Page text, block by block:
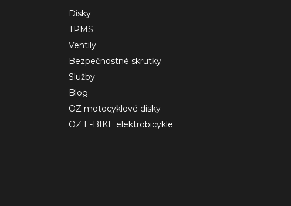
Disky
TPMS
Ventily
Bezpečnostné skrutky
Služby
Blog
OZ motocyklové disky
OZ E-BIKE elektrobicykle